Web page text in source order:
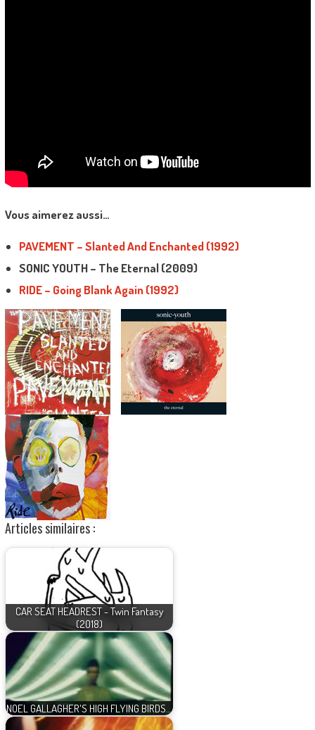
Vous aimerez aussi…
PAVEMENT – Slanted And Enchanted (1992)
SONIC YOUTH – The Eternal (2009)
RIDE – Going Blank Again (1992)
Articles similaires :
CAR SEAT HEADREST - Twin Fantasy
(2018)
NOEL GALLAGHER'S HIGH FLYING BIRDS…